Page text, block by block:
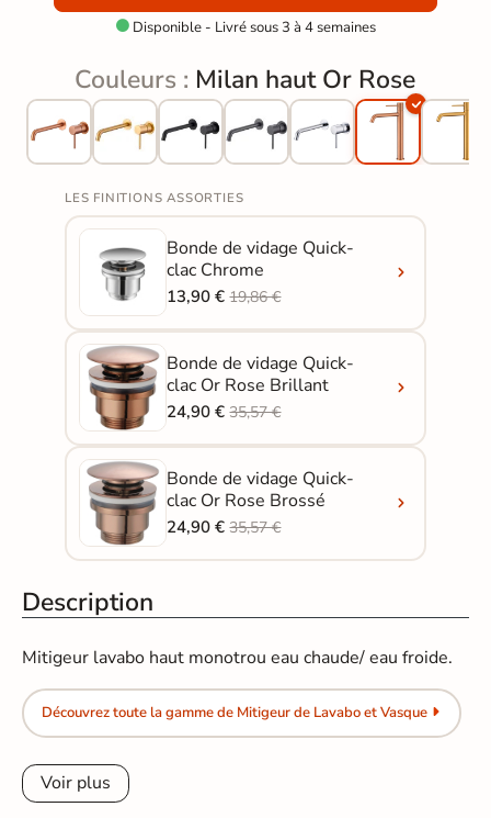
Disponible - Livré sous 3 à 4 semaines
Couleurs : Milan haut Or Rose
LES FINITIONS ASSORTIES
Bonde de vidage Quick-
clac Chrome
13,90 €19,86 €
Bonde de vidage Quick-
clac Or Rose Brillant
24,90 €35,57 €
Bonde de vidage Quick-
clac Or Rose Brossé
24,90 €35,57 €
Description
Mitigeur lavabo haut monotrou eau chaude/ eau froide.
Découvrez toute la gamme de Mitigeur de Lavabo et Vasque
Voir plus